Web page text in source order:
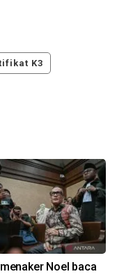
K3
Noel baca